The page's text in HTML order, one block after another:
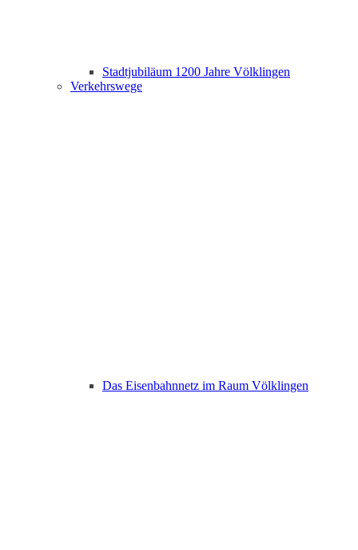
Stadtjubiläum 1200 Jahre Völklingen
Verkehrswege
Das Eisenbahnnetz im Raum Völklingen